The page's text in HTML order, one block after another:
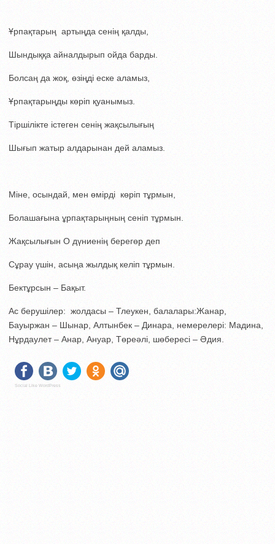
Ұрпақтарың артыңда сенің қалды,
Шындыққа айналдырып ойда барды.
Болсаң да жоқ, өзіңді еске аламыз,
Ұрпақтарыңды көріп қуанымыз.
Тіршілікте істеген сенің жақсылығың
Шығып жатыр алдарынан дей аламыз.
Міне, осындай, мен өмірді көріп тұрмын,
Болашағына ұрпақтарыңның сеніп тұрмын.
Жақсылығын О дүниенің берегөр деп
Сұрау үшін, асыңа жылдық келіп тұрмын.
Бектұрсын – Бақыт.
Ас берушілер: жолдасы – Тлеукен, балалары:Жанар,
Бауыржан – Шынар, Алтынбек – Динара, немерелері: Мадина,
Нұрдаулет – Анар, Ануар, Төреәлі, шөбересі – Әдия.
Social Like WordPress